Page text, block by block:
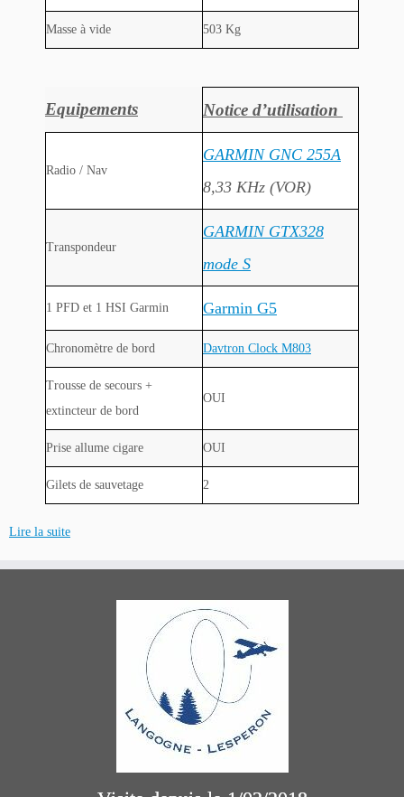
Masse à vide 503 Kg
Equipements Notice d’utilisation
Radio / Nav
GARMIN GNC 255A
8,33 KHz (VOR)
Transpondeur
GARMIN GTX328
mode S
1 PFD et 1 HSI Garmin Garmin G5
Chronomètre de bord Davtron Clock M803
Trousse de secours +
extincteur de bord
OUI
Prise allume cigare OUI
Gilets de sauvetage 2
Lire la suite:
BTFN